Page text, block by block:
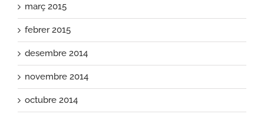
març 2015
febrer 2015
desembre 2014
novembre 2014
octubre 2014